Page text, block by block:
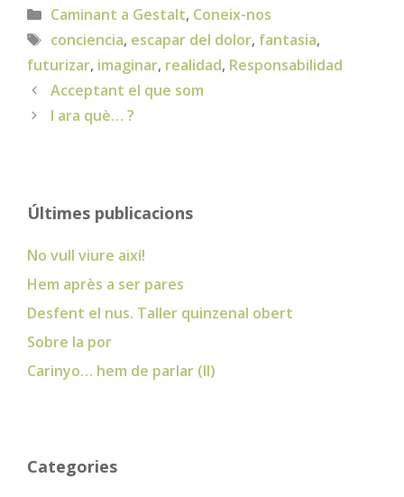
Categories
Caminant a Gestalt, Coneix-nos
Etiquetes
conciencia, escapar del dolor, fantasia,
futurizar, imaginar, realidad, Responsabilidad
Acceptant el que som
I ara què… ?
Últimes publicacions
No vull viure així!
Hem après a ser pares
Desfent el nus. Taller quinzenal obert
Sobre la por
Carinyo… hem de parlar (II)
Categories